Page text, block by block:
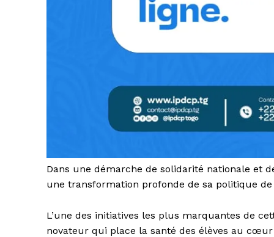
Dans une démarche de solidarité nationale et
une transformation profonde de sa politique
L’une des initiatives les plus marquantes de
novateur qui place la santé des élèves au cœur